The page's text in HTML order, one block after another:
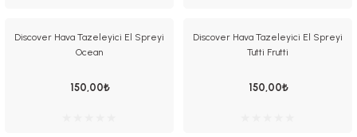
Discover Hava Tazeleyici El Spreyi
Ocean
150,00₺
Discover Hava Tazeleyici El Spreyi
Tutti Frutti
150,00₺